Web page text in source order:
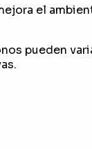
el
pueden